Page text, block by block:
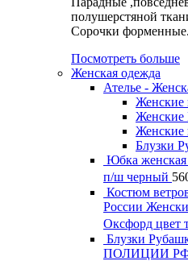
полушерстяной
Сорочки
Посмотреть больше
Женская одежда
Ателье -
Женские
Женские
Блузки
Юбка
п/ш черный
Костюм
России
Оксфорд цвет
Блузки
ПОЛИЦИИ РФ